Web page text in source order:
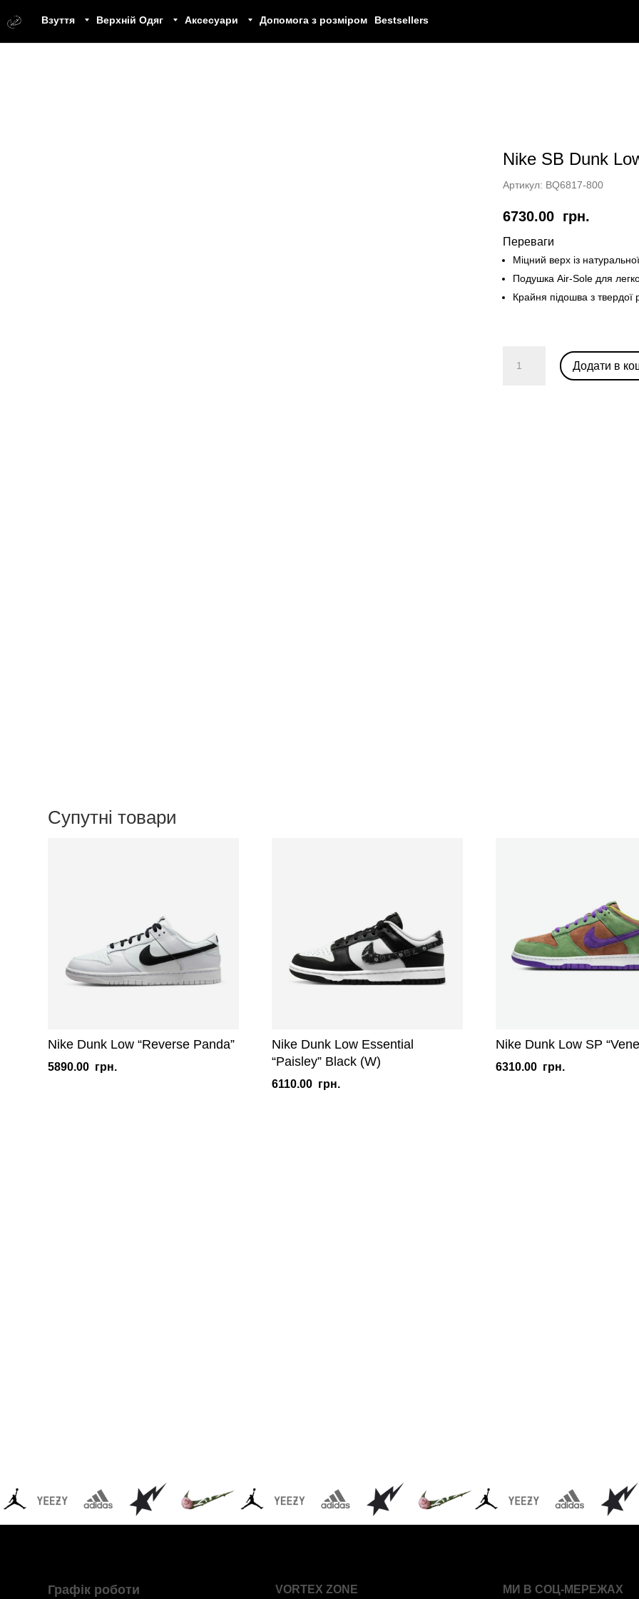
Взуття Верхній Одяг Аксесуари Допомога з розміром Bestsellers
Nike SB Dunk
Артикул: BQ6817-800
6730.00 грн.
Переваги
Міцний верх із
Подушка Air-Sole для
Крайня підошва з
Додати в
Супутні товари
Nike Dunk Low “Reverse Panda”
5890.00 грн.
Nike Dunk Low Essential
“Paisley” Black (W)
6110.00 грн.
Nike Dunk Low SP
6310.00 грн.
Графік роботи VORTEX ZONE МИ В СОЦ-МЕРЕЖАХ